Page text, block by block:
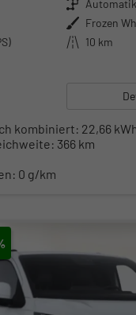
Getriebe Automatik
Außenfarbe Frozen
Kilometerstand 10 km
kombiniert: 22,66
366 km
0 g/km